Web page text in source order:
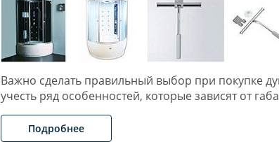
Важно сделать правильный выбор при покупке
учесть ряд особенностей, которые зависят от
Подробнее